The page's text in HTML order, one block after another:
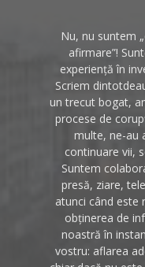
Nu, nu suntem
afirmare”!
experiență în
Scriem
un trecut bogat,
procese de
multe, ne-au
continuare vii,
Suntem
presă, ziare,
atunci când este
obținerea de
noastră în
vostru: aflarea